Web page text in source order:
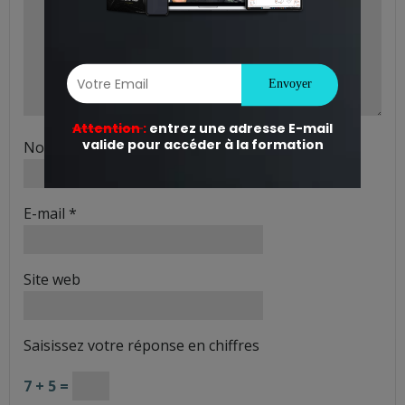
Nom
E-mail *
Site web
Saisissez votre réponse en chiffres
7 + 5 =